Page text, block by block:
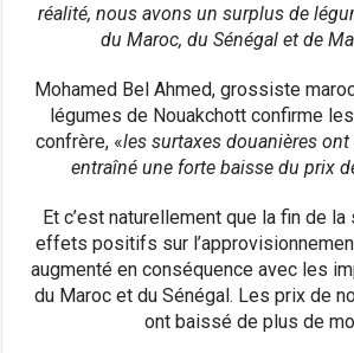
réalité, nous avons un surplus de
du Maroc, du Sénégal et de
Mohamed Bel Ahmed, grossiste
légumes de Nouakchott confirme
confrère, «les surtaxes douanières ont
entraîné une forte baisse du prix
Et c’est naturellement que la fin de
effets positifs sur
augmenté en conséquence avec les
du Maroc et du Sénégal. Les prix de
ont baissé de plus de